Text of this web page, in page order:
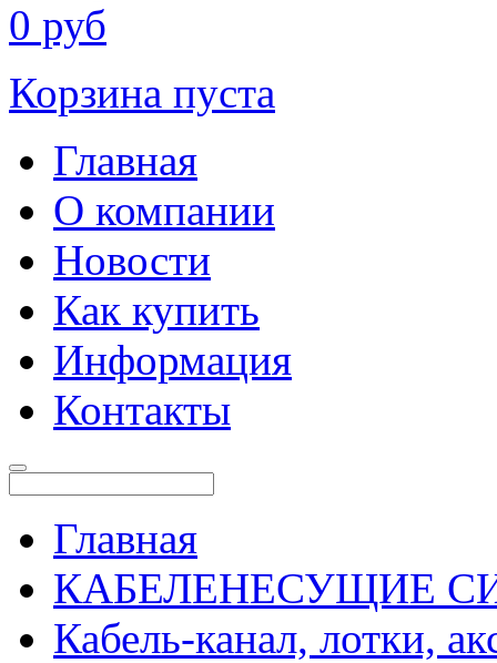
0 руб
Корзина пуста
Главная
О компании
Новости
Как купить
Информация
Контакты
Главная
КАБЕЛЕНЕСУЩИЕ
Кабель-канал, лотки,